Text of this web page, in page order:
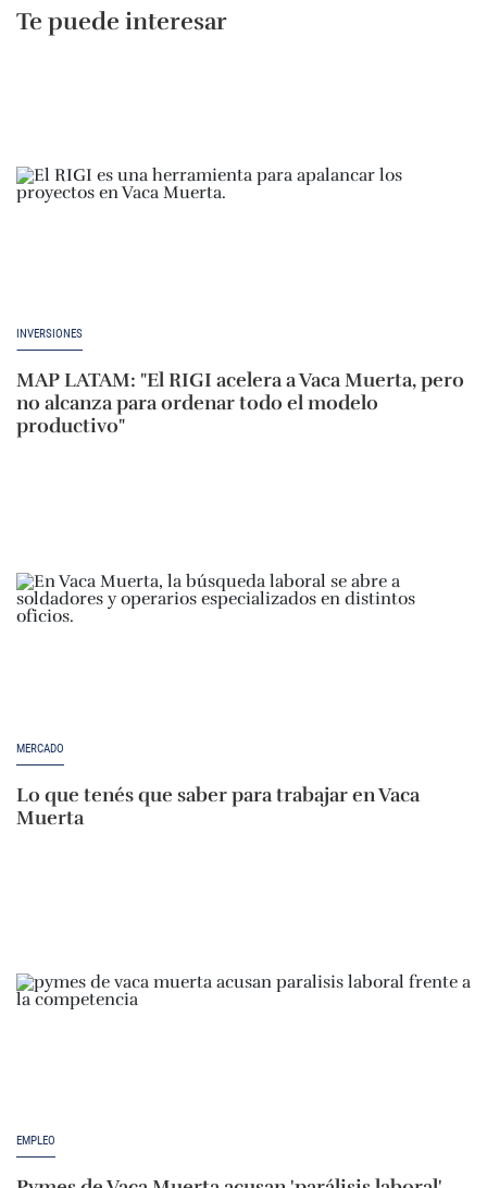
Te puede interesar
INVERSIONES
MAP LATAM: "El RIGI acelera a Vaca Muerta, pero
no alcanza para ordenar todo el modelo
productivo"
MERCADO
Lo que tenés que saber para trabajar en Vaca
Muerta
EMPLEO